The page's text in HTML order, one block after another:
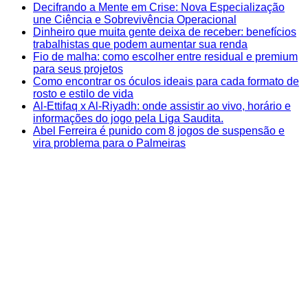
Decifrando a Mente em Crise: Nova Especialização
une Ciência e Sobrevivência Operacional
Dinheiro que muita gente deixa de receber: benefícios
trabalhistas que podem aumentar sua renda
Fio de malha: como escolher entre residual e premium
para seus projetos
Como encontrar os óculos ideais para cada formato de
rosto e estilo de vida
Al-Ettifaq x Al-Riyadh: onde assistir ao vivo, horário e
informações do jogo pela Liga Saudita.
Abel Ferreira é punido com 8 jogos de suspensão e
vira problema para o Palmeiras